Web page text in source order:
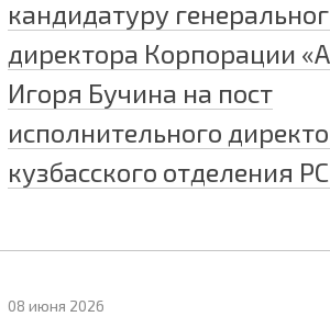
кандидатуру
директора Корпорации
Игоря Бучина на пост
исполнительного
кузбасского отделения
08 июня 2026